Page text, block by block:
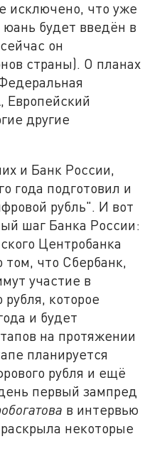
исключено, что уже
юань будет введён в
он
страны). О планах
Европейский
другие
и Банк России,
года подготовил и
рубль". И вот
шаг Банка России:
Центробанка
том, что Сбербанк,
участие в
которое
и будет
на протяжении
планируется
рубля и ещё
первый зампред
в интервью
некоторые